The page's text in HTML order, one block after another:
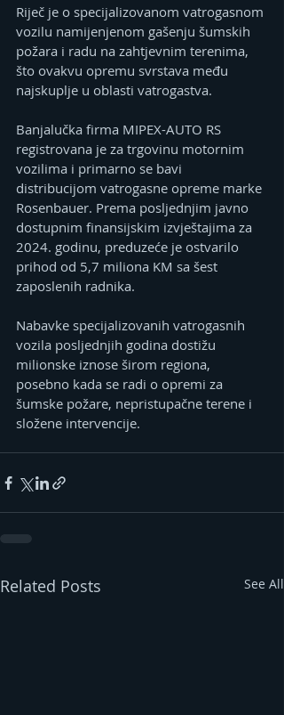
Riječ je o specijalizovanom vatrogasnom
vozilu namijenjenom gašenju šumskih
požara i radu na zahtjevnim terenima,
što ovakvu opremu svrstava među
najskuplje u oblasti vatrogastva.
Banjalučka firma MIPEX-AUTO RS
registrovana je za trgovinu motornim
vozilima i primarno se bavi
distribucijom vatrogasne opreme marke
Rosenbauer. Prema posljednjim javno
dostupnim finansijskim izvještajima za
2024. godinu, preduzeće je ostvarilo
prihod od 5,7 miliona KM sa šest
zaposlenih radnika.
Nabavke specijalizovanih vatrogasnih
vozila posljednjih godina dostižu
milionske iznose širom regiona,
posebno kada se radi o opremi za
šumske požare, nepristupačne terene i
složene intervencije.
Related Posts See All